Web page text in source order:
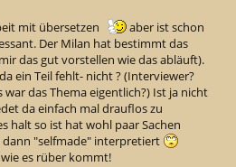
mit übersetzen
aber ist schon
Der Milan hat bestimmt das
das gut vorstellen wie das abläuft).
ein Teil fehlt- nicht ? (Interviewer?
war das Thema eigentlich?) Ist ja nicht
da einfach mal drauflos zu
halt so ist hat wohl paar Sachen
"selfmade" interpretiert
es rüber kommt!